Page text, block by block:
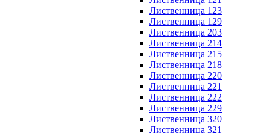
Лиственница 123
Лиственница 129
Лиственница 203
Лиственница 214
Лиственница 215
Лиственница 218
Лиственница 220
Лиственница 221
Лиственница 222
Лиственница 229
Лиственница 320
Лиственница 321